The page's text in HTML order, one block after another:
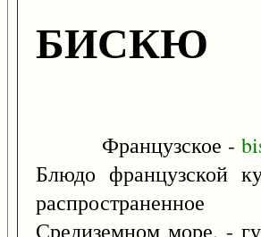
БИСКЮ
Французское -
Блюдо французской
Средиземном море, -